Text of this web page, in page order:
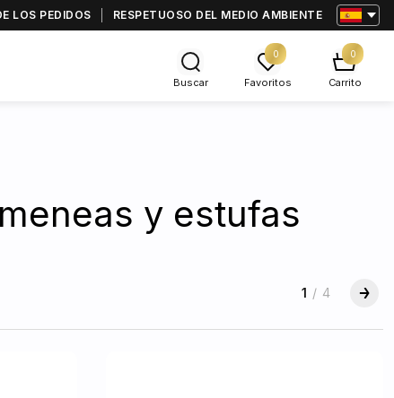
LOS PEDIDOS RESPETUOSO DEL MEDIO AMBIENTE
Buscar
0
Favoritos
0
Carrito
y estufas
1 / 4